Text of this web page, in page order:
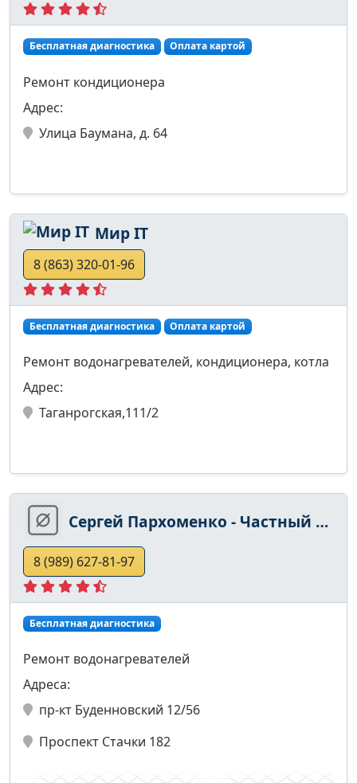
Бесплатная диагностика Оплата картой
Ремонт кондиционера
Адрес:
Улица Баумана, д. 64
Мир IT
8 (863) 320-01-96
Бесплатная диагностика Оплата картой
Ремонт водонагревателей, кондиционера, котла
Адрес:
Таганрогская,111/2
Сергей Пархоменко - Частный Мастер
8 (989) 627-81-97
Бесплатная диагностика
Ремонт водонагревателей
Адреса:
пр-кт Буденновский 12/56
Проспект Стачки 182